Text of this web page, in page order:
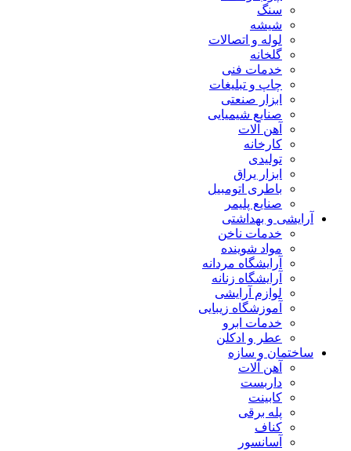
سنگ
شیشه
لوله و اتصالات
گلخانه
خدمات فنی
چاپ و تبلیغات
ابزار صنعتی
صنایع شیمیایی
آهن آلات
کارخانه
تولیدی
ابزار یراق
باطری اتومبیل
صنایع پلیمر
آرایشی و بهداشتی
خدمات ناخن
مواد شوینده
آرایشگاه مردانه
آرایشگاه زنانه
لوازم آرایشی
آموزشگاه زیبایی
خدمات ابرو
عطر و ادکلن
ساختمان و سازه
آهن آلات
داربست
کابینت
پله برقی
کناف
آسانسور